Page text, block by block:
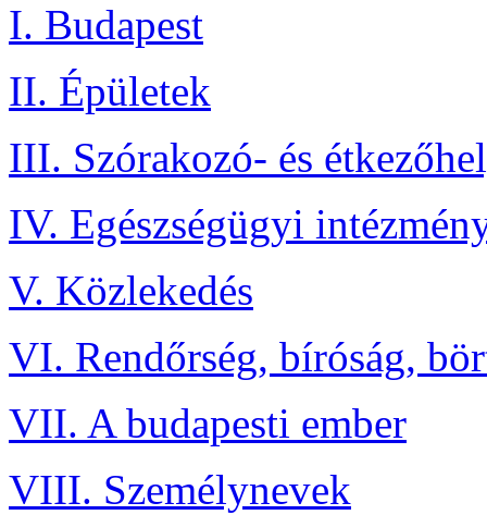
I. Budapest
II. Épületek
III. Szórakozó- és
IV. Egészségügyi
V. Közlekedés
VI. Rendőrség, bíróság,
VII. A budapesti ember
VIII. Személynevek